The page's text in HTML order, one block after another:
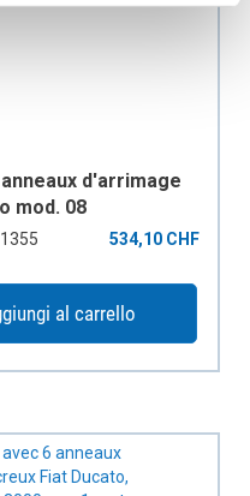
d'arrimage
mod. 08
grille 2 portes534,10 CHF
al carrello